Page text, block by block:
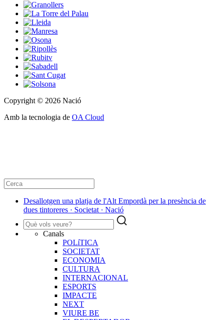
Copyright © 2026 Nació
Amb la tecnologia de OA Cloud
Desallotgen una platja de l'Alt Empordà per la presència de
dues tintoreres · Societat · Nació
Canals
POLíTICA
SOCIETAT
ECONOMIA
CULTURA
INTERNACIONAL
ESPORTS
IMPACTE
NEXT
VIURE BE